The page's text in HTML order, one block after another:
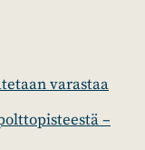
varastaa
–